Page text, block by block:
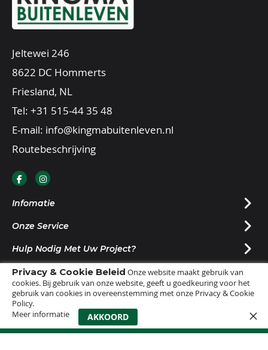
Privacy & Cookie Beleid Onze website maakt gebruik van
cookies. Bij gebruik van onze website, geeft u goedkeuring voor het
gebruik van cookies in overeenstemming met onze Privacy & Cookie
Policy.
Meer informatie
AKKOORD
Jeltewei 246
8622 DC Hommerts
Friesland, NL
Tel: +31 515-44 35 48
E-mail: info@kingmabuitenleven.nl
Routebeschrijving
Infomatie
Onze Service
Hulp Nodig Met Uw Project?
Nieuwsbrief Ontvangen?
© 2025 |Sitemap